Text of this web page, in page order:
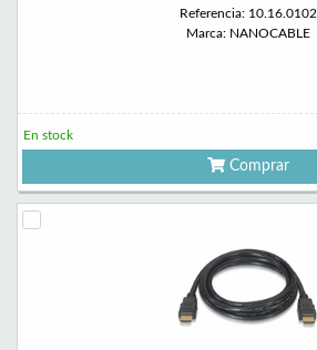
Referencia: 10.16.0102
Marca: NANOCABLE
En stock
Comprar